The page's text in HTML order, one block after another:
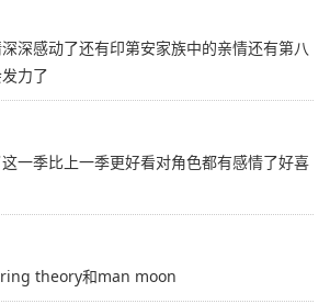
深感动了还有印第安家族中的亲情还有第八
力了
一季比上一季更好看对角色都有感情了好喜
theory和man moon